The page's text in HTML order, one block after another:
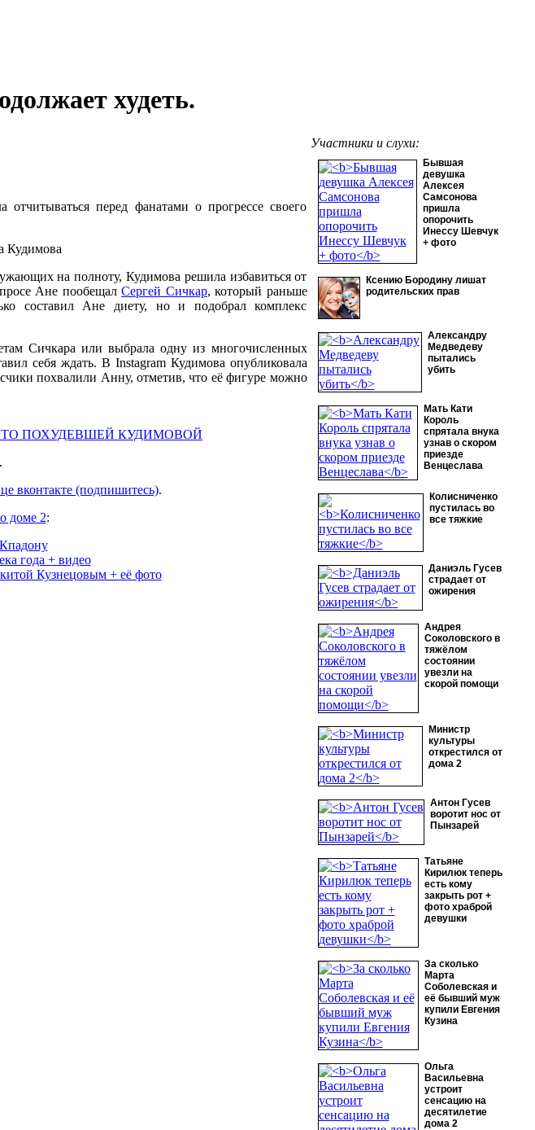
худеть.
Участники и слухи:
Бывшая
девушка
Алексея
Самсонова
пришла
опорочить
Инессу Шевчук
+ фото
Ксению Бородину лишат
родительских прав
Александру
Медведеву
пытались
убить
Мать Кати
Король
спрятала внука
узнав о скором
приезде
Венцеслава
Колисниченко
пустилась во
все тяжкие
Даниэль Гусев
страдает от
ожирения
Андрея
Соколовского в
тяжёлом
состоянии
увезли на
скорой помощи
Министр
культуры
открестился от
дома 2
Антон Гусев
воротит нос от
Пынзарей
Татьяне
Кирилюк теперь
есть кому
закрыть рот +
фото храброй
девушки
За сколько
Марта
Соболевская и
её бывший муж
купили Евгения
Кузина
Ольга
Васильевна
устроит
сенсацию на
десятилетие
дома 2
перед фанатами о прогрессе своего
на полноту, Кудимова решила избавиться от
Ане пообещалСергей Сичкар, который раньше
составил Ане диету, но и подобрал комплекс
Сичкара или выбрала одну из многочисленных
себя ждать. В Instagram Кудимова опубликовала
похвалили Анну, отметив, что её фигуре можно
ПОХУДЕВШЕЙ КУДИМОВОЙ
вконтакте (подпишитесь).
доме 2:
года + видео
Кузнецовым + её фото